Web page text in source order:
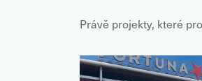
Právě projekty, které